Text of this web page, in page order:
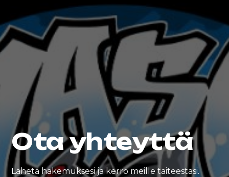
Ota yhteyttä
Lähetä hakemuksesi ja kerro meille taiteestasi.